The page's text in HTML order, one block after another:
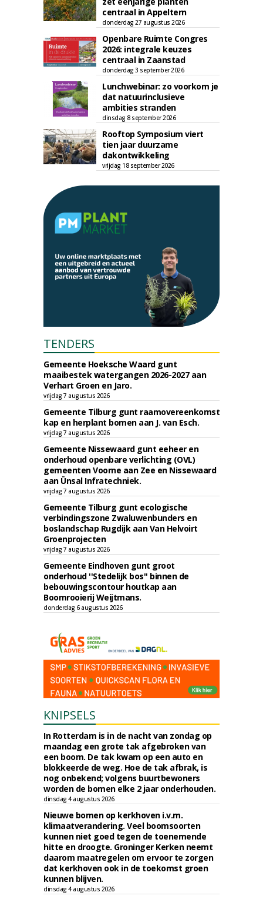
centraal in Appeltern
donderdag 27 augustus 2026
Openbare Ruimte Congres
2026: integrale keuzes
centraal in Zaanstad
donderdag 3 september 2026
Lunchwebinar: zo voorkom je
dat natuurinclusieve
ambities stranden
dinsdag 8 september 2026
Rooftop Symposium viert
tien jaar duurzame
dakontwikkeling
vrijdag 18 september 2026
TENDERS
Gemeente Hoeksche Waard gunt
maaibestek watergangen 2026-2027 aan
Verhart Groen en Jaro.
vrijdag 7 augustus 2026
Gemeente Tilburg gunt raamovereenkomst
kap en herplant bomen aan J. van Esch.
vrijdag 7 augustus 2026
Gemeente Nissewaard gunt eeheer en
onderhoud openbare verlichting (OVL)
gemeenten Voorne aan Zee en Nissewaard
aan Ünsal Infratechniek.
vrijdag 7 augustus 2026
Gemeente Tilburg gunt ecologische
verbindingszone Zwaluwenbunders en
boslandschap Rugdijk aan Van Helvoirt
Groenprojecten
vrijdag 7 augustus 2026
Gemeente Eindhoven gunt groot
onderhoud ''Stedelijk bos'' binnen de
bebouwingscontour houtkap aan
Boomrooierij Weijtmans.
donderdag 6 augustus 2026
KNIPSELS
In Rotterdam is in de nacht van zondag op
maandag een grote tak afgebroken van
een boom. De tak kwam op een auto en
blokkeerde de weg. Hoe de tak afbrak, is
nog onbekend; volgens buurtbewoners
worden de bomen elke 2 jaar onderhouden.
dinsdag 4 augustus 2026
Nieuwe bomen op kerkhoven i.v.m.
klimaatverandering. Veel boomsoorten
kunnen niet goed tegen de toenemende
hitte en droogte. Groninger Kerken neemt
daarom maatregelen om ervoor te zorgen
dat kerkhoven ook in de toekomst groen
kunnen blijven.
dinsdag 4 augustus 2026